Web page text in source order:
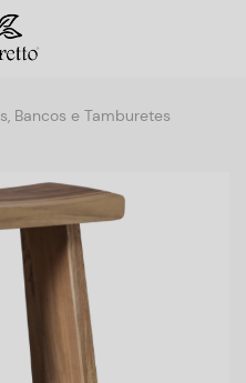
Bancos e Tamburetes